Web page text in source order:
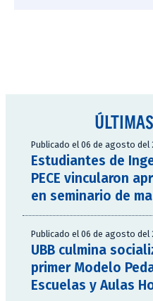
Publicado el 06 de agosto del
Estudiantes de
PECE vincularon
en seminario de
Publicado el 06 de agosto del
UBB culmina
primer Modelo
Escuelas y Aulas